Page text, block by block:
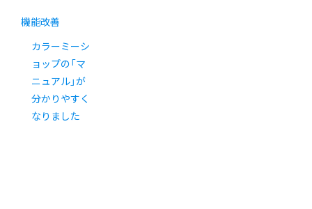
機能改善
カラーミーシ
ョップの「マ
ニュアル」が
分かりやすく
なりました